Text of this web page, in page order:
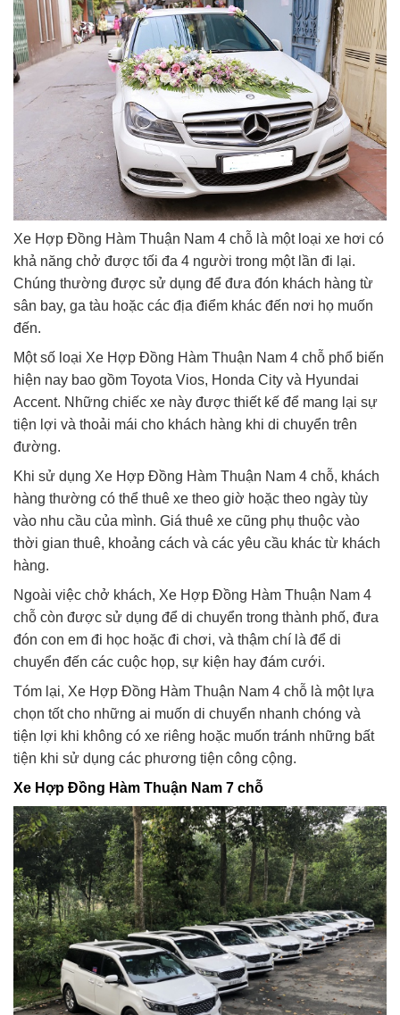
Xe Hợp Đồng Hàm Thuận Nam 4 chỗ là một loại xe hơi có
khả năng chở được tối đa 4 người trong một lần đi lại.
Chúng thường được sử dụng để đưa đón khách hàng từ
sân bay, ga tàu hoặc các địa điểm khác đến nơi họ muốn
đến.
Một số loại Xe Hợp Đồng Hàm Thuận Nam 4 chỗ phổ biến
hiện nay bao gồm Toyota Vios, Honda City và Hyundai
Accent. Những chiếc xe này được thiết kế để mang lại sự
tiện lợi và thoải mái cho khách hàng khi di chuyển trên
đường.
Khi sử dụng Xe Hợp Đồng Hàm Thuận Nam 4 chỗ, khách
hàng thường có thể thuê xe theo giờ hoặc theo ngày tùy
vào nhu cầu của mình. Giá thuê xe cũng phụ thuộc vào
thời gian thuê, khoảng cách và các yêu cầu khác từ khách
hàng.
Ngoài việc chở khách, Xe Hợp Đồng Hàm Thuận Nam 4
chỗ còn được sử dụng để di chuyển trong thành phố, đưa
đón con em đi học hoặc đi chơi, và thậm chí là để di
chuyển đến các cuộc họp, sự kiện hay đám cưới.
Tóm lại, Xe Hợp Đồng Hàm Thuận Nam 4 chỗ là một lựa
chọn tốt cho những ai muốn di chuyển nhanh chóng và
tiện lợi khi không có xe riêng hoặc muốn tránh những bất
tiện khi sử dụng các phương tiện công cộng.
Xe Hợp Đồng Hàm Thuận Nam 7 chỗ